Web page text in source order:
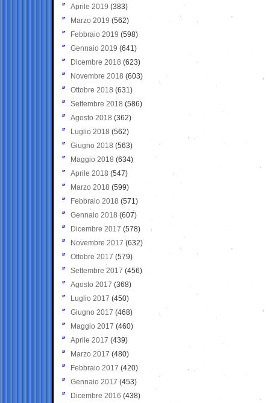
Aprile 2019 (383)
Marzo 2019 (562)
Febbraio 2019 (598)
Gennaio 2019 (641)
Dicembre 2018 (623)
Novembre 2018 (603)
Ottobre 2018 (631)
Settembre 2018 (586)
Agosto 2018 (362)
Luglio 2018 (562)
Giugno 2018 (563)
Maggio 2018 (634)
Aprile 2018 (547)
Marzo 2018 (599)
Febbraio 2018 (571)
Gennaio 2018 (607)
Dicembre 2017 (578)
Novembre 2017 (632)
Ottobre 2017 (579)
Settembre 2017 (456)
Agosto 2017 (368)
Luglio 2017 (450)
Giugno 2017 (468)
Maggio 2017 (460)
Aprile 2017 (439)
Marzo 2017 (480)
Febbraio 2017 (420)
Gennaio 2017 (453)
Dicembre 2016 (438)